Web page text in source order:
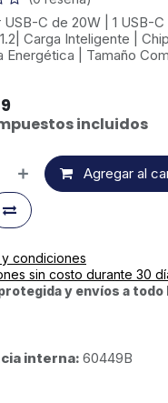
C de 20W | 1 USB-
Carga Inteligente |
Energética | Tamaño
incluidos
Agregar al
condiciones
sin costo durante 30
y envíos a todo
interna: 60449B